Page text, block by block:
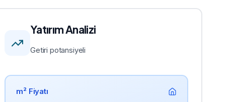
Yatırım Analizi
Getiri potansiyeli
m² Fiyatı